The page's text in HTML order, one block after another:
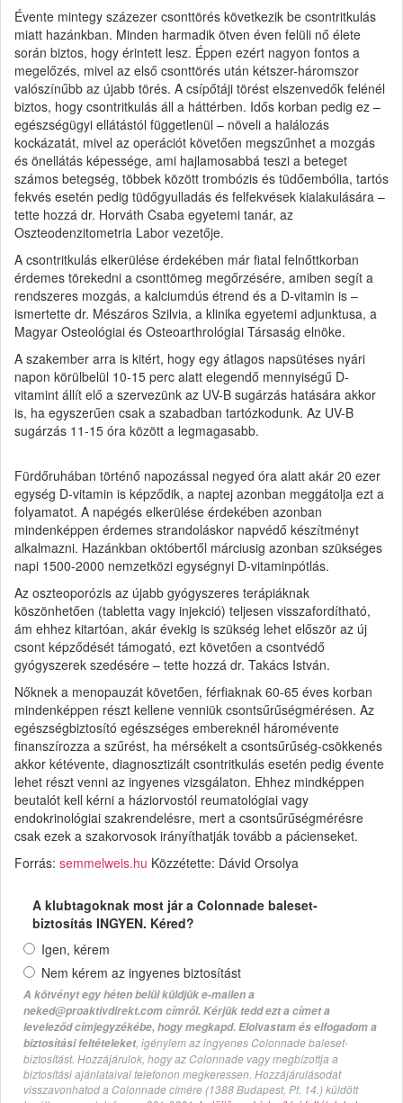
Évente mintegy százezer csonttörés következik be csontritkulás
miatt hazánkban. Minden harmadik ötven éven felüli nő élete
során biztos, hogy érintett lesz. Éppen ezért nagyon fontos a
megelőzés, mivel az első csonttörés után kétszer-háromszor
valószínűbb az újabb törés. A csípőtáji törést elszenvedők felénél
biztos, hogy csontritkulás áll a háttérben. Idős korban pedig ez –
egészségügyi ellátástól függetlenül – növeli a halálozás
kockázatát, mivel az operációt követően megszűnhet a mozgás
és önellátás képessége, ami hajlamosabbá teszi a beteget
számos betegség, többek között trombózis és tüdőembólia, tartós
fekvés esetén pedig tüdőgyulladás és felfekvések kialakulására –
tette hozzá dr. Horváth Csaba egyetemi tanár, az
Oszteodenzitometria Labor vezetője.
A csontritkulás elkerülése érdekében már fiatal felnőttkorban
érdemes törekedni a csonttömeg megőrzésére, amiben segít a
rendszeres mozgás, a kalciumdús étrend és a D-vitamin is –
ismertette dr. Mészáros Szilvia, a klinika egyetemi adjunktusa, a
Magyar Osteológiai és Osteoarthrológiai Társaság elnöke.
A szakember arra is kitért, hogy egy átlagos napsütéses nyári
napon körülbelül 10-15 perc alatt elegendő mennyiségű D-
vitamint állít elő a szervezünk az UV-B sugárzás hatására akkor
is, ha egyszerűen csak a szabadban tartózkodunk. Az UV-B
sugárzás 11-15 óra között a legmagasabb.
Fürdőruhában történő napozással negyed óra alatt akár 20 ezer
egység D-vitamin is képződik, a naptej azonban meggátolja ezt a
folyamatot. A napégés elkerülése érdekében azonban
mindenképpen érdemes strandoláskor napvédő készítményt
alkalmazni. Hazánkban októbertől márciusig azonban szükséges
napi 1500-2000 nemzetközi egységnyi D-vitaminpótlás.
Az oszteoporózis az újabb gyógyszeres terápiáknak
köszönhetően (tabletta vagy injekció) teljesen visszafordítható,
ám ehhez kitartóan, akár évekig is szükség lehet először az új
csont képződését támogató, ezt követően a csontvédő
gyógyszerek szedésére – tette hozzá dr. Takács István.
Nőknek a menopauzát követően, férfiaknak 60-65 éves korban
mindenképpen részt kellene venniük csontsűrűségmérésen. Az
egészségbiztosító egészséges embereknél háromévente
finanszírozza a szűrést, ha mérsékelt a csontsűrűség-csökkenés
akkor kétévente, diagnosztizált csontritkulás esetén pedig évente
lehet részt venni az ingyenes vizsgálaton. Ehhez mindképpen
beutalót kell kérni a háziorvostól reumatológiai vagy
endokrinológiai szakrendelésre, mert a csontsűrűségmérésre
csak ezek a szakorvosok irányíthatják tovább a pácienseket.
Forrás: semmelweis.hu Közzétette: Dávid Orsolya
A klubtagoknak most jár a Colonnade baleset-
biztosítás INGYEN. Kéred?
Igen, kérem
Nem kérem az ingyenes biztosítást
A kötvényt egy héten belül küldjük e-mailen a
neked@proaktivdirekt.com címről. Kérjük tedd ezt a címet a
leveleződ címjegyzékébe, hogy megkapd. Elolvastam és elfogadom a
biztosítási feltételeket, igénylem az ingyenes Colonnade baleset-
biztosítást. Hozzájárulok, hogy az Colonnade vagy megbízottja a
biztosítási ajánlataival telefonon megkeressen. Hozzájárulásodat
visszavonhatod a Colonnade címére (1388 Budapest, Pf. 14.) küldött